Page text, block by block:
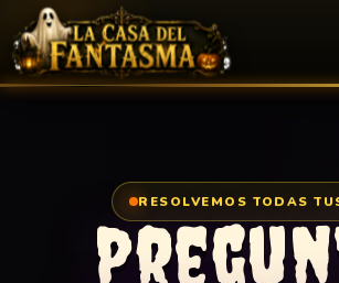
Ir
RESOLVEMOS TODAS